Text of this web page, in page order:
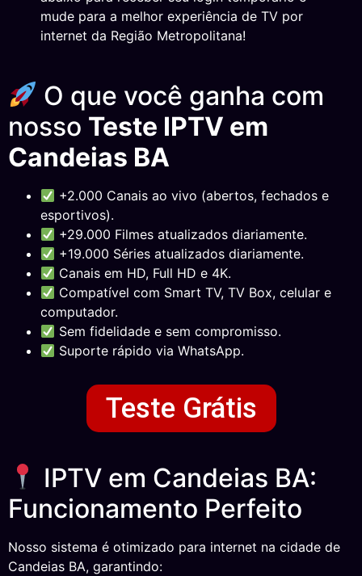
mude para a melhor experiência de TV por
internet da Região Metropolitana!
O que você ganha com
nosso Teste IPTV em
Candeias BA
+2.000 Canais ao vivo (abertos, fechados e
esportivos).
+29.000 Filmes atualizados diariamente.
+19.000 Séries atualizados diariamente.
Canais em HD, Full HD e 4K.
Compatível com Smart TV, TV Box, celular e
computador.
Sem fidelidade e sem compromisso.
Suporte rápido via WhatsApp.
Teste Grátis
IPTV em Candeias BA:
Funcionamento Perfeito
Nosso sistema é otimizado para internet na cidade de
Candeias BA, garantindo: